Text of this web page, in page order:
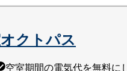
クトパス
空室期間の電気代を無料に